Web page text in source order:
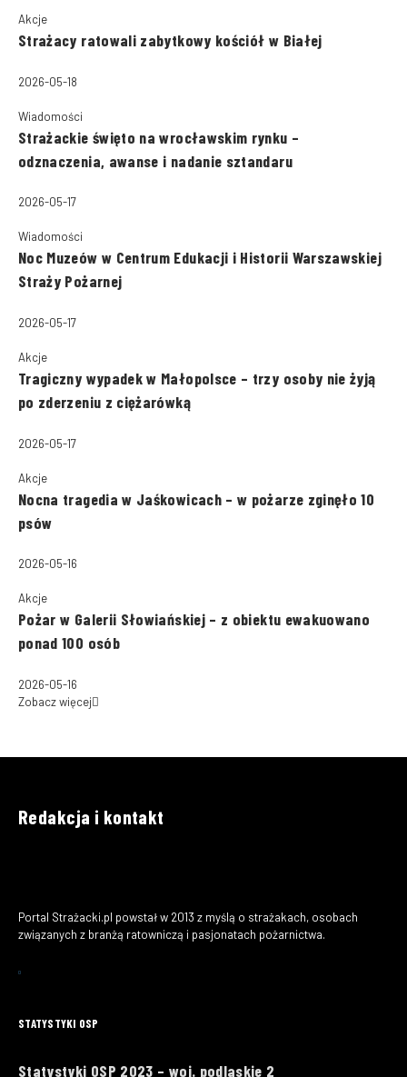
Akcje
Strażacy ratowali zabytkowy kościół w Białej
2026-05-18
Wiadomości
Strażackie święto na wrocławskim rynku –
odznaczenia, awanse i nadanie sztandaru
2026-05-17
Wiadomości
Noc Muzeów w Centrum Edukacji i Historii Warszawskiej
Straży Pożarnej
2026-05-17
Akcje
Tragiczny wypadek w Małopolsce – trzy osoby nie żyją
po zderzeniu z ciężarówką
2026-05-17
Akcje
Nocna tragedia w Jaśkowicach – w pożarze zginęło 10
psów
2026-05-16
Akcje
Pożar w Galerii Słowiańskiej – z obiektu ewakuowano
ponad 100 osób
2026-05-16
Zobacz więcej
Redakcja i kontakt
Portal Strażacki.pl powstał w 2013 z myślą o strażakach, osobach
związanych z branżą ratowniczą i pasjonatach pożarnictwa.
STATYSTYKI OSP
Statystyki OSP 2023 – woj. podlaskie 2